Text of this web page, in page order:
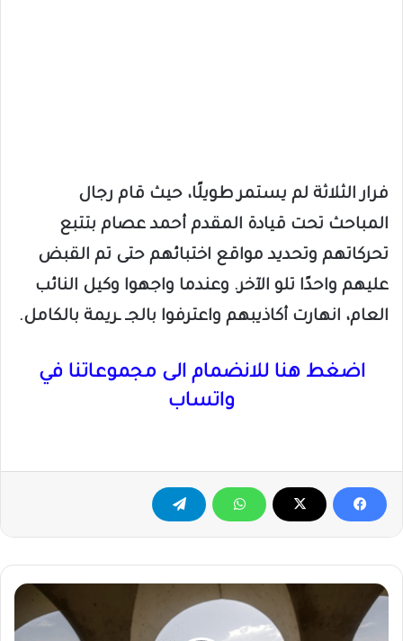
فرار الثلاثة لم يستمر طويلًا، حيث قام رجال
المباحث تحت قيادة المقدم أحمد عصام بتتبع
تحركاتهم وتحديد مواقع اختبائهم حتى تم القبض
عليهم واحدًا تلو الآخر. وعندما واجهوا وكيل النائب
العام، انهارت أكاذيبهم واعترفوا بالجـ ـريمة بالكامل.
اضغط هنا للانضمام الى مجموعاتنا في
واتساب
مصر
تحذر